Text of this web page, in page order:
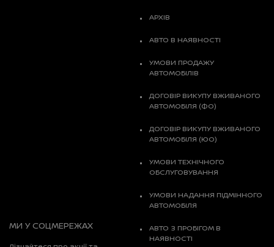
АРХІВ
АВТО В НАЯВНОСТІ
УМОВИ ПРОДАЖУ
АВТОМОБІЛІВ
ДОГОВІР ВИКУПУ ВЖИВАНОГО
АВТОМОБІЛЯ (ФО)
ДОГОВІР ВИКУПУ ВЖИВАНОГО
АВТОМОБІЛЯ (ЮО)
УМОВИ ТЕХНІЧНОГО
ОБСЛУГОВУВАННЯ
УМОВИ НАДАННЯ ПІДМІННОГО
АВТОМОБІЛЯ
АВТО З ПРОБІГОМ В
НАЯВНОСТІ
МИ У СОЦМЕРЕЖАХ